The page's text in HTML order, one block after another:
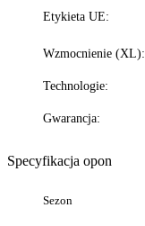
Etykieta UE:
Wzmocnienie (XL):
Technologie:
Gwarancja:
Specyfikacja opon
Sezon